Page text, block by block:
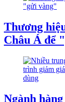
Thương
Châu Á để
Ngành